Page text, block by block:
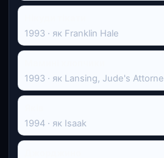
1993 · як Franklin Hale
1993 · як Lansing, Jude's
1994 · як Isaak